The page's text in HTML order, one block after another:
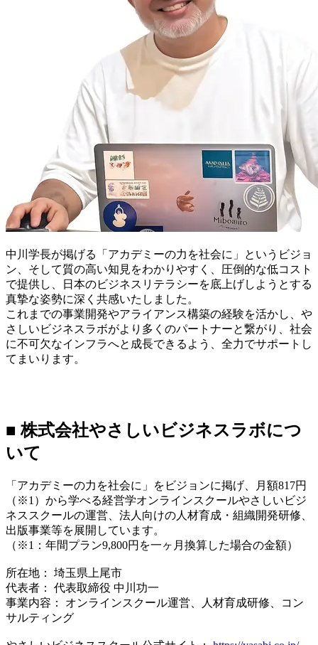
中川学長が掲げる「アカデミーの力を社会に」というビジョ
ン、そして質の高い知見をわかりやすく、圧倒的な低コスト
で提供し、日本のビジネスリテラシーを底上げしようとする
真摯な姿勢に深く共感いたしました。
これまでの事業開発やアライアンス構築の経験を活かし、や
さしいビジネスラボがより多くのパートナーと繋がり、社会
に不可欠なインフラへと成長できるよう、全力でサポートし
てまいります。
■ 株式会社やさしいビジネスラボにつ
いて
「アカデミーの力を社会に」をビジョンに掲げ、月額817円
（※1）から学べる経営学オンラインスクールやさしいビジ
ネススクールの運営、法人向けの人材育成・組織開発研修、
出版事業等を展開しています。
（※1：年間プラン9,800円を一ヶ月換算した場合の金額）
所在地： 埼玉県上尾市
代表者： 代表取締役 中川功一
事業内容： オンラインスクール運営、人材育成研修、コン
サルティング